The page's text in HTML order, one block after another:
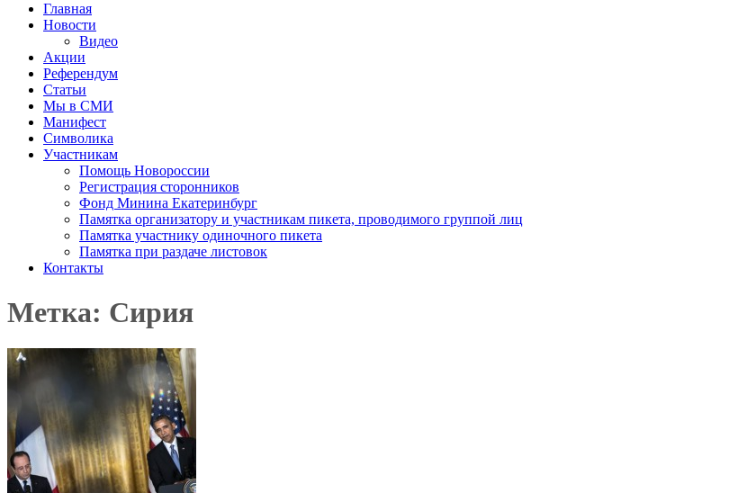
Главная
Новости
Видео
Акции
Референдум
Статьи
Мы в СМИ
Манифест
Символика
Участникам
Помощь Новороссии
Регистрация сторонников
Фонд Минина Екатеринбург
Памятка организатору и участникам пикета, проводимого группой лиц
Памятка участнику одиночного пикета
Памятка при раздаче листовок
Контакты
Метка: Сирия